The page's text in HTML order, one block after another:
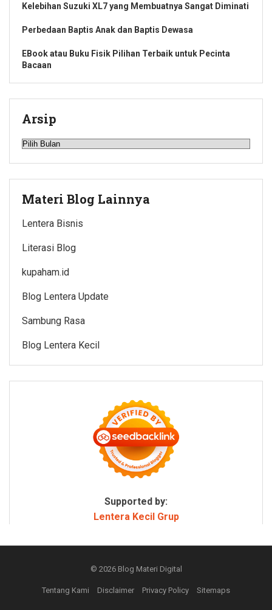
Kelebihan Suzuki XL7 yang Membuatnya Sangat Diminati
Perbedaan Baptis Anak dan Baptis Dewasa
EBook atau Buku Fisik Pilihan Terbaik untuk Pecinta
Bacaan
Arsip
Arsip
Materi Blog Lainnya
Lentera Bisnis
Literasi Blog
kupaham.id
Blog Lentera Update
Sambung Rasa
Blog Lentera Kecil
Supported by:
Lentera Kecil Grup
© 2026 Blog Materi Digital
Tentang Kami Disclaimer Privacy Policy Sitemaps